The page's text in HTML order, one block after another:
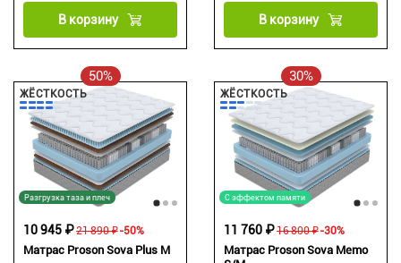
В корзину В корзину
50%
ЖЁСТКОСТЬ
Разгрузка таза и плеч
Матрас Proson Sova Plus M
21 890 ₽
10 945 ₽ -50%
30%
ЖЁСТКОСТЬ
С эффектом памяти
Матрас Proson Sova Memo
16 800 ₽
11 760 ₽ -30%